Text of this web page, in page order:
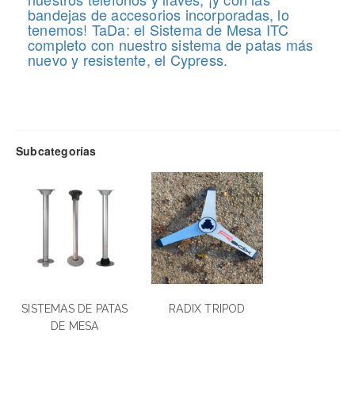
bandejas de accesorios incorporadas, lo
tenemos! TaDa: el Sistema de Mesa ITC
completo con nuestro sistema de patas más
nuevo y resistente, el Cypress.
Subcategorías
SISTEMAS DE PATAS
DE MESA
RADIX TRIPOD